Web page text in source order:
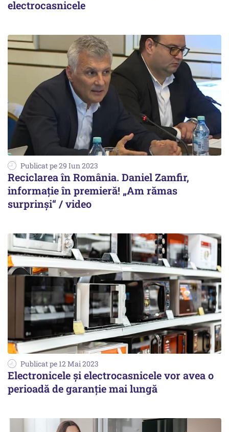
electrocasnicele
Publicat pe 29 Iun 2023
Reciclarea în România. Daniel Zamfir,
informație în premieră! „Am rămas
surprinși“ / video
Publicat pe 12 Mai 2023
Electronicele și electrocasnicele vor avea o
perioadă de garanție mai lungă